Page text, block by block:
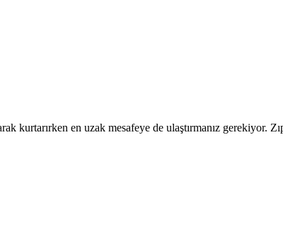
kurtarırken en uzak mesafeye de ulaştırmanız gerekiyor.